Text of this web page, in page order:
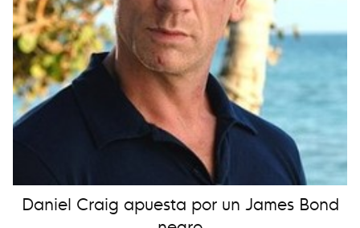
Daniel Craig apuesta por un James Bond